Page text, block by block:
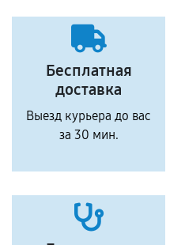
Бесплатная
доставка
Выезд курьера до вас
за 30 мин.